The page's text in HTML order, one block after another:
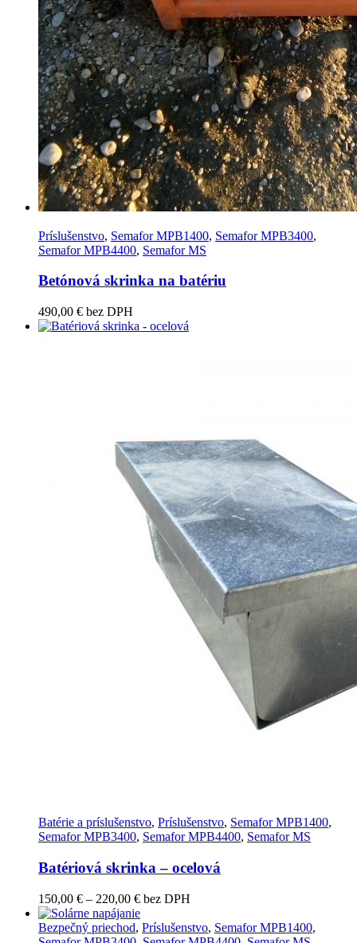
Príslušenstvo, Semafor MPB1400, Semafor MPB3400,
Semafor MPB4400, Semafor MS
Betónová skrinka na batériu
490,00 € bez DPH
Batérie a príslušenstvo, Príslušenstvo, Semafor MPB1400,
Semafor MPB3400, Semafor MPB4400, Semafor MS
Batériová skrinka – ocelová
150,00 € – 220,00 €Price
range:
150,00 €
bez DPH
Bezpečný priechod, Príslušenstvo, Semafor MPB1400,